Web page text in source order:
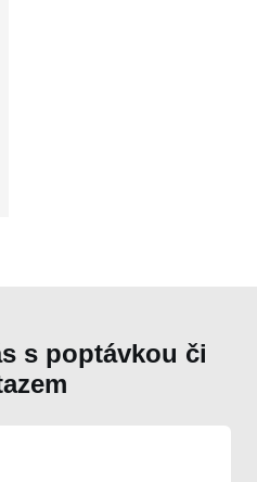
1250 x 650 x 1200
mm
s poptávkou či